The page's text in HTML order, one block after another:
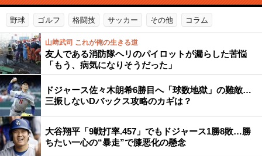
野球 ゴルフ 格闘技 サッカー その他 コラム
山﨑武司 これが俺の生きる道
友人である消防隊ヘリのパイロットが漏らした苦悩
「もう、病気になりそうだった」
ドジャース佐々木朗希6勝目へ「球数地獄」の難敵…
三振しないDバックス攻略のカギは？
大谷翔平「9戦打率.457」でもドジャース1勝8敗…勝
ちたい一心の“暴走”で膝悪化の懸念